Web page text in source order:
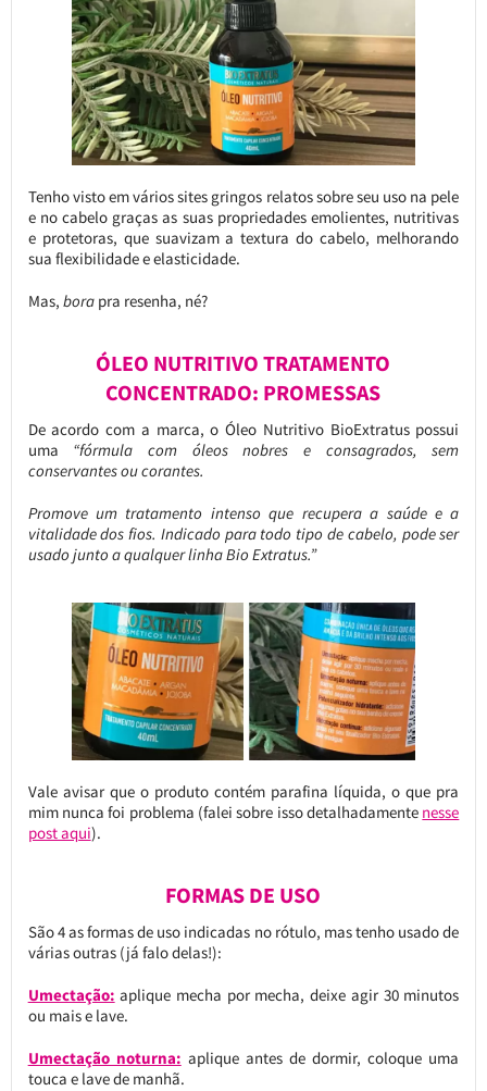
Tenho visto em vários sites gringos relatos sobre seu uso na pele
e no cabelo graças as suas propriedades emolientes, nutritivas
e protetoras, que suavizam a textura do cabelo, melhorando
sua flexibilidade e elasticidade.
Mas, borapra resenha, né?
ÓLEO NUTRITIVO TRATAMENTO
CONCENTRADO: PROMESSAS
De acordo com a marca, o Óleo Nutritivo BioExtratus possui
uma “fórmula com óleos nobres e consagrados, sem
conservantes ou corantes.
Promove um tratamento intenso que recupera a saúde e a
vitalidade dos fios. Indicado para todo tipo de cabelo, pode ser
usado junto a qualquer linha Bio Extratus.”
Vale avisar que o produto contém parafina líquida, o que pra
mim nunca foi problema (falei sobre isso detalhadamente nesse
post aqui).
FORMAS DE USO
São 4 as formas de uso indicadas no rótulo, mas tenho usado de
várias outras (já falo delas!):
Umectação: aplique mecha por mecha, deixe agir 30 minutos
ou mais e lave.
Umectação noturna: aplique antes de dormir, coloque uma
touca e lave de manhã.